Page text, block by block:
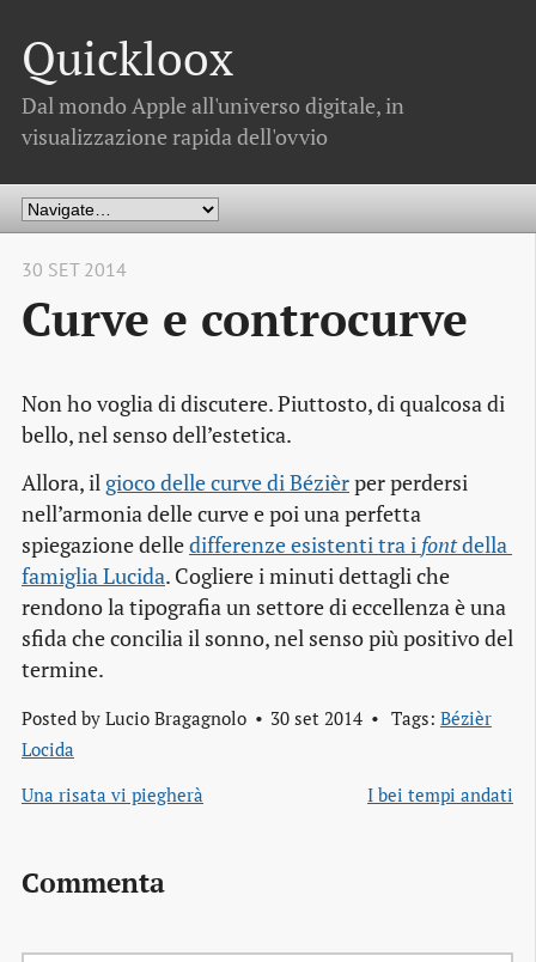
Quickloox
Dal mondo Apple all'universo digitale, in
visualizzazione rapida dell'ovvio
30 SET 2014
Curve e controcurve
Non ho voglia di discutere. Piuttosto, di qualcosa di
bello, nel senso dell’estetica.
Allora, il gioco delle curve di Bézièrper perdersi
nell’armonia delle curve e poi una perfetta
spiegazione delledifferenze esistenti tra i font della
famiglia Lucida. Cogliere i minuti dettagli che
rendono la tipografia un settore di eccellenza è una
sfida che concilia il sonno, nel senso più positivo del
termine.
Posted by Lucio Bragagnolo 30 set 2014 Tags: Bézièr
Locida
Una risata vi piegherà
I bei tempi andati
Commenta